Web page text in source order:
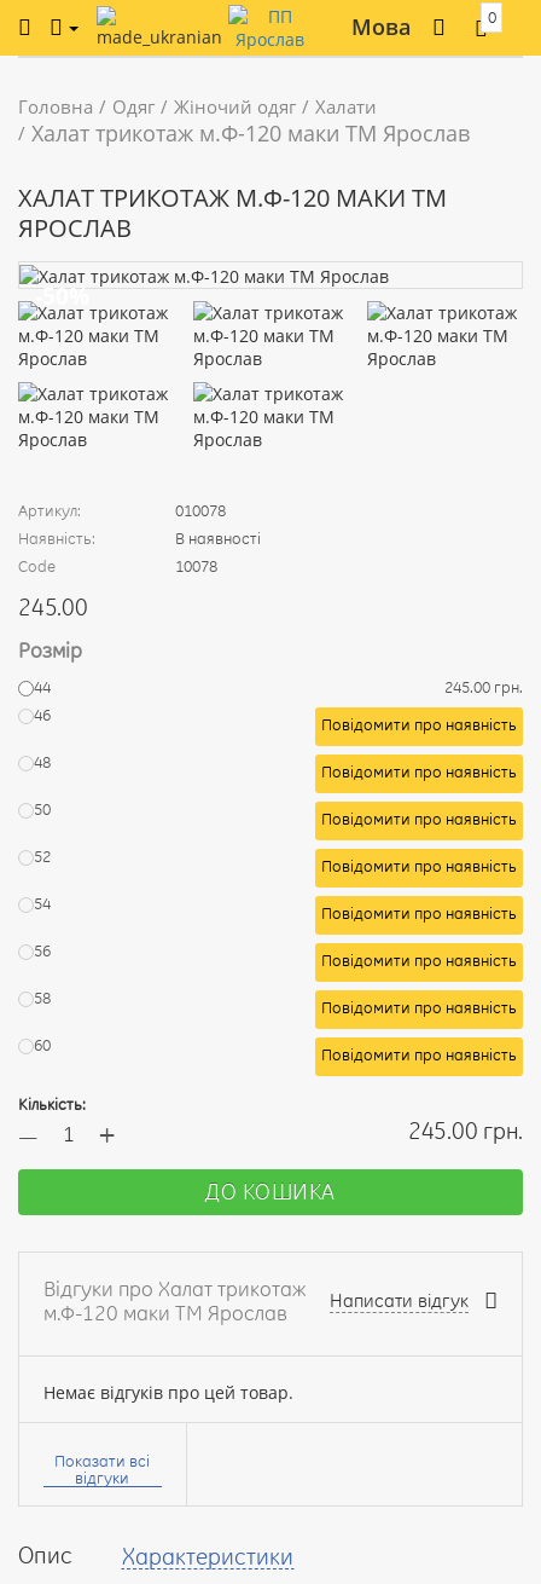
Мова 0
Головна Одяг Жіночий одяг Халати
Халат трикотаж м.Ф-120 маки ТМ Ярослав
Опис Характеристики
ХАЛАТ ТРИКОТАЖ М.Ф-120 МАКИ ТМ
ЯРОСЛАВ
-50%
Артикул:
010078
Наявність:
В наявності
Code
10078
245.00
Розмір
44
245.00 грн.
46
Повідомити про наявність
48
Повідомити про наявність
50
Повідомити про наявність
52
Повідомити про наявність
54
Повідомити про наявність
56
Повідомити про наявність
58
Повідомити про наявність
60
Повідомити про наявність
Кількість:
— + 245.00 грн.
ДО КОШИКА
Відгуки про Халат трикотаж
м.Ф-120 маки ТМ Ярослав
Написати відгук
Немає відгуків про цей товар.
Ваше
Ваш
Показати всі
відгуки